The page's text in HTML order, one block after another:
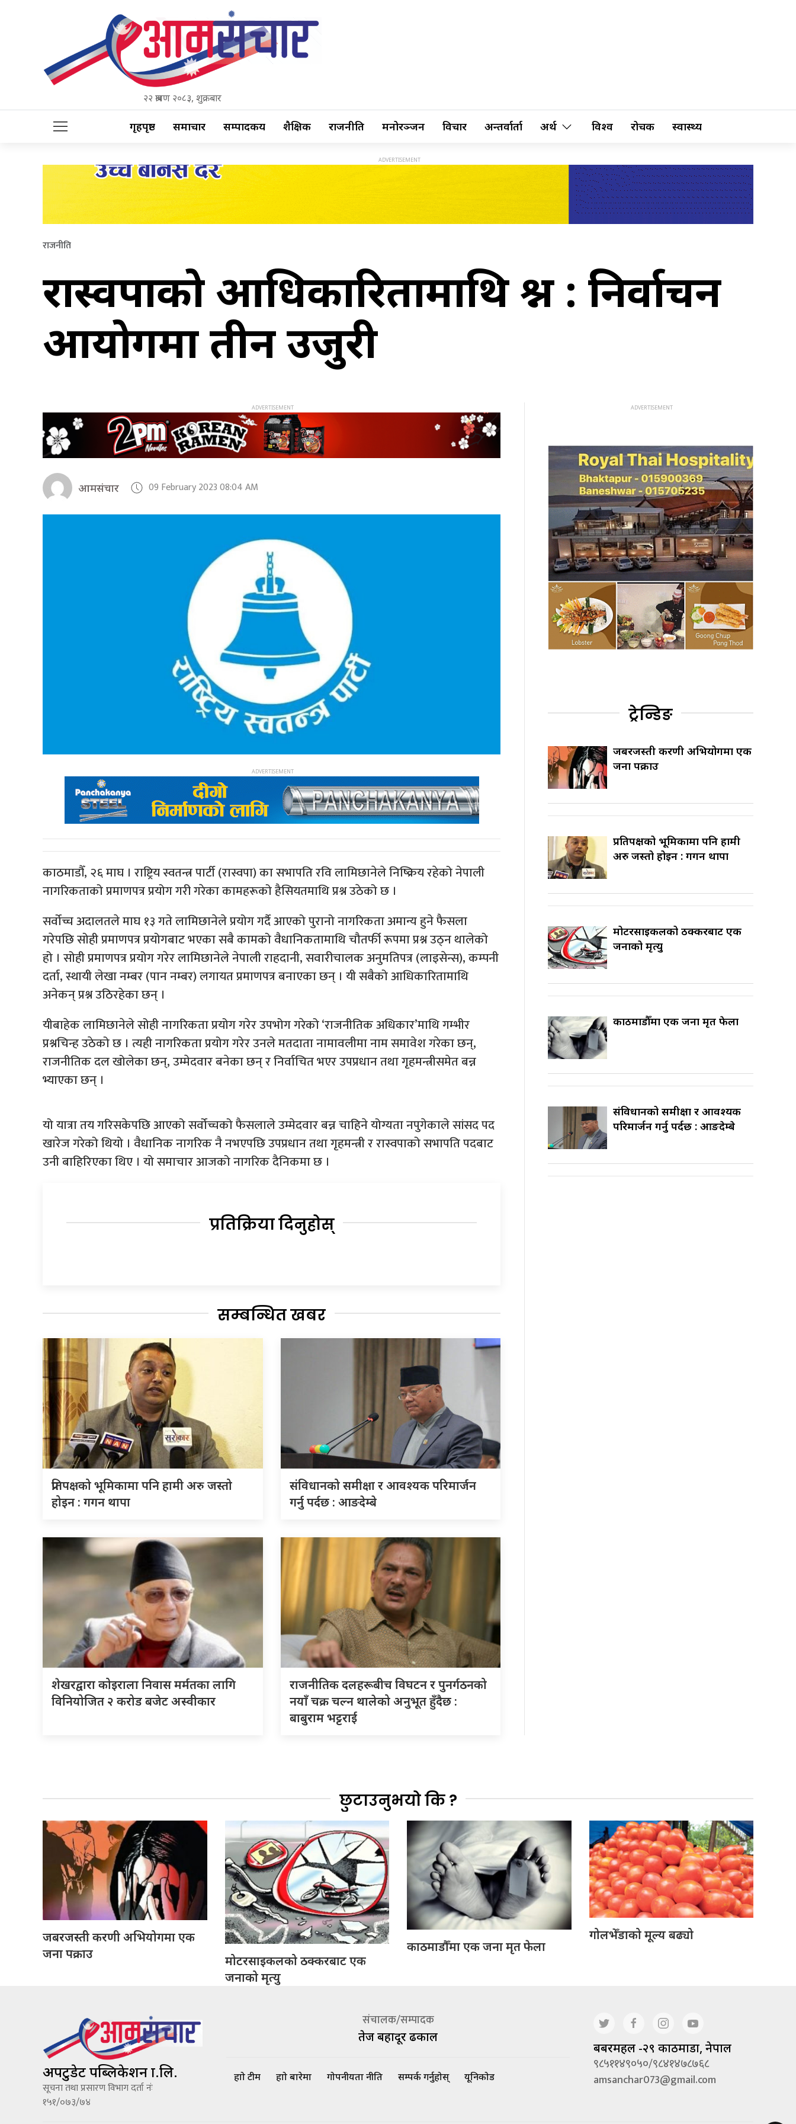
२२ श्रावण २०८३, शुक्रबार
गृहपृष्ठ समाचार सम्पादकीय शैक्षिक राजनीति मनोरञ्जन विचार अन्तर्वार्ता अर्थ विश्व रोचक स्वास्थ्य
राजनीति
रास्वपाको आधिकारितामाथि प्रश्न : निर्वाचन
आयोगमा तीन उजुरी
आमसंचार 09 February 2023 08:04 AM
काठमाडौँ, २६ माघ । राष्ट्रिय स्वतन्त्र पार्टी (रास्वपा) का सभापति रवि लामिछानेले निष्क्रिय रहेको नेपाली
नागरिकताको प्रमाणपत्र प्रयोग गरी गरेका कामहरूको हैसियतमाथि प्रश्न उठेको छ ।
सर्वोच्च अदालतले माघ १३ गते लामिछानेले प्रयोग गर्दै आएको पुरानो नागरिकता अमान्य हुने फैसला
गरेपछि सोही प्रमाणपत्र प्रयोगबाट भएका सबै कामको वैधानिकतामाथि चौतर्फी रूपमा प्रश्न उठ्न थालेको
हो । सोही प्रमाणपत्र प्रयोग गरेर लामिछानेले नेपाली राहदानी, सवारीचालक अनुमतिपत्र (लाइसेन्स), कम्पनी
दर्ता, स्थायी लेखा नम्बर (पान नम्बर) लगायत प्रमाणपत्र बनाएका छन् । यी सबैको आधिकारितामाथि
अनेकन् प्रश्न उठिरहेका छन् ।
यीबाहेक लामिछानेले सोही नागरिकता प्रयोग गरेर उपभोग गरेको ‘राजनीतिक अधिकार’माथि गम्भीर
प्रश्नचिन्ह उठेको छ । त्यही नागरिकता प्रयोग गरेर उनले मतदाता नामावलीमा नाम समावेश गरेका छन्,
राजनीतिक दल खोलेका छन्, उम्मेदवार बनेका छन् र निर्वाचित भएर उपप्रधान तथा गृहमन्त्रीसमेत बन्न
भ्याएका छन् ।
यो यात्रा तय गरिसकेपछि आएको सर्वोच्चको फैसलाले उम्मेदवार बन्न चाहिने योग्यता नपुगेकाले सांसद पद
खारेज गरेको थियो । वैधानिक नागरिक नै नभएपछि उपप्रधान तथा गृहमन्त्री र रास्वपाको सभापति पदबाट
उनी बाहिरिएका थिए । यो समाचार आजको नागरिक दैनिकमा छ ।
प्रतिक्रिया दिनुहोस्
सम्बन्धित खबर
प्रतिपक्षको भूमिकामा पनि हामी अरु जस्तो
होइन : गगन थापा
संविधानको समीक्षा र आवश्यक परिमार्जन
गर्नु पर्दछ : आङदेम्बे
शेखरद्वारा कोइराला निवास मर्मतका लागि
विनियोजित २ करोड बजेट अस्वीकार
राजनीतिक दलहरूबीच विघटन र पुनर्गठनको
नयाँ चक्र चल्न थालेको अनुभूत हुँदैछ :
बाबुराम भट्टराई
ट्रेन्डिङ
जबरजस्ती करणी अभियोगमा एक
जना पक्राउ
प्रतिपक्षको भूमिकामा पनि हामी
अरु जस्तो होइन : गगन थापा
मोटरसाइकलको ठक्करबाट एक
जनाको मृत्यु
काठमाडौँमा एक जना मृत फेला
संविधानको समीक्षा र आवश्यक
परिमार्जन गर्नु पर्दछ : आङदेम्बे
छुटाउनुभयो कि ?
जबरजस्ती करणी अभियोगमा एक
जना पक्राउ
मोटरसाइकलको ठक्करबाट एक
जनाको मृत्यु
काठमाडौँमा एक जना मृत फेला
गोलभेँडाको मूल्य बढ्यो
अपटुडेट पब्लिकेशन प्रा.लि.
सूचना तथा प्रसारण विभाग दर्ता नंः
१५१/०७३/७४
संचालक/सम्पादक
तेज बहादूर ढकाल
हाम्रो टीम हाम्रो बारेमा गोपनीयता नीति सम्पर्क गर्नुहोस् यूनिकोड
बबरमहल -२९ काठमाडौं, नेपाल
९८५११४९०५०/९८४१४७८७६८
amsanchar073@gmail.com